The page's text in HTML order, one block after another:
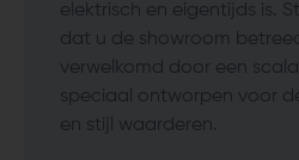
elektrisch en eigentijds is.
dat u de showroom
verwelkomd door een
speciaal ontworpen voor
en stijl waarderen.